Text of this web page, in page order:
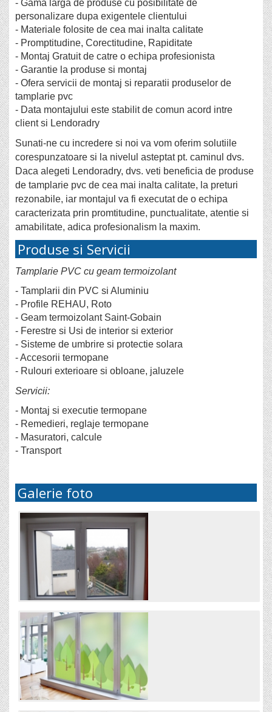
- Gama larga de produse cu posibilitate de
personalizare dupa exigentele clientului
- Materiale folosite de cea mai inalta calitate
- Promptitudine, Corectitudine, Rapiditate
- Montaj Gratuit de catre o echipa profesionista
- Garantie la produse si montaj
- Ofera servicii de montaj si reparatii produselor de
tamplarie pvc
- Data montajului este stabilit de comun acord intre
client si Lendoradry
Sunati-ne cu incredere si noi va vom oferim solutiile
corespunzatoare si la nivelul asteptat pt. caminul dvs.
Daca alegeti Lendoradry, dvs. veti beneficia de produse
de tamplarie pvc de cea mai inalta calitate, la preturi
rezonabile, iar montajul va fi executat de o echipa
caracterizata prin promtitudine, punctualitate, atentie si
amabilitate, adica profesionalism la maxim.
Produse si Servicii
Tamplarie PVC cu geam termoizolant
- Tamplarii din PVC si Aluminiu
- Profile REHAU, Roto
- Geam termoizolant Saint-Gobain
- Ferestre si Usi de interior si exterior
- Sisteme de umbrire si protectie solara
- Accesorii termopane
- Rulouri exterioare si obloane, jaluzele
Servicii:
- Montaj si executie termopane
- Remedieri, reglaje termopane
- Masuratori, calcule
- Transport
Galerie foto